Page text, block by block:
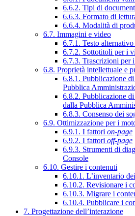
6.6.2. Tipi di
6.6.3. Formato di
6.6.4. Modalità di
6.7. Immagini e video
6.7.1. Testo
6.7.2. Sottotitoli per i
6.7.3. Trascrizioni per
6.8. Proprietà intellettuale e
6.8.1. Pubblicazione
Pubblica
6.8.2. Pubblicazione
dalla Pubblica
6.8.3. Consenso dei
6.9. Ottimizzazione per i
6.9.1. I fattori on-page
6.9.2. I fattori off-page
6.9.3. Strumenti di
Console
6.10. Gestire i contenuti
6.10.1. L’inventario
6.10.2. Revisionare i
6.10.3. Migrare i
6.10.4. Pubblicare i
7. Progettazione dell’interazione